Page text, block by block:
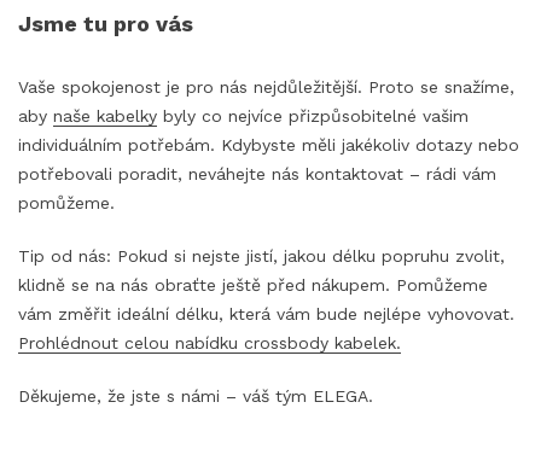
Jsme tu pro vás
Vaše spokojenost je pro nás nejdůležitější. Proto se snažíme,
aby naše kabelky byly co nejvíce přizpůsobitelné vašim
individuálním potřebám. Kdybyste měli jakékoliv dotazy nebo
potřebovali poradit, neváhejte nás kontaktovat – rádi vám
pomůžeme.
Tip od nás: Pokud si nejste jistí, jakou délku popruhu zvolit,
klidně se na nás obraťte ještě před nákupem. Pomůžeme
vám změřit ideální délku, která vám bude nejlépe vyhovovat.
Prohlédnout celou nabídku crossbody kabelek.
Děkujeme, že jste s námi – váš tým ELEGA.